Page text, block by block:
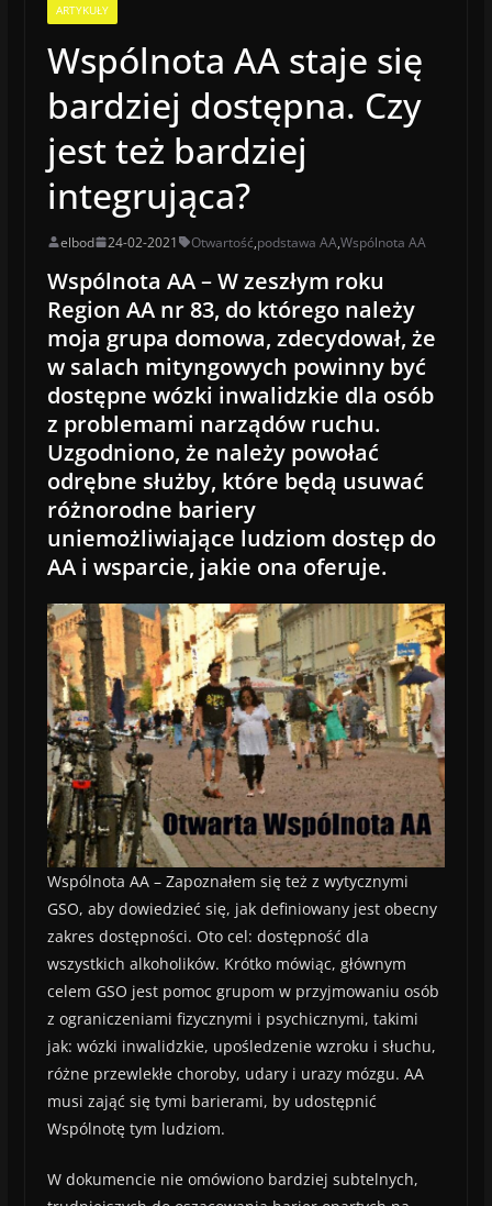
ARTYKUŁY
Wspólnota AA staje się
bardziej dostępna. Czy
jest też bardziej
integrująca?
elbod 24-02-2021 Otwartość,podstawa AA,Wspólnota AA
Wspólnota AA–W zeszłym roku
Region AA nr 83, do którego należy
moja grupa domowa, zdecydował, że
w salach mityngowych powinny być
dostępne wózki inwalidzkie dla osób
z problemami narządów ruchu.
Uzgodniono, że należy powołać
odrębne służby, które będą usuwać
różnorodne bariery
uniemożliwiające ludziom dostęp do
AA i wsparcie, jakie ona oferuje.
Wspólnota AA – Zapoznałem się też z wytycznymi
GSO, aby dowiedzieć się, jak definiowany jest obecny
zakres dostępności. Oto cel: dostępność dla
wszystkich alkoholików. Krótko mówiąc, głównym
celem GSO jest pomoc grupom w przyjmowaniu osób
z ograniczeniami fizycznymi i psychicznymi, takimi
jak: wózki inwalidzkie, upośledzenie wzroku i słuchu,
różne przewlekłe choroby, udary i urazy mózgu. AA
musi zająć się tymi barierami, by udostępnić
Wspólnotę tym ludziom.
W dokumencie nie omówiono bardziej subtelnych,